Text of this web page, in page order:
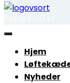
Hjem
Nyheder